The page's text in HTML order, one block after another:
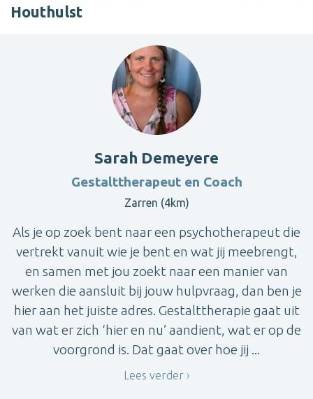
Houthulst
Sarah Demeyere
Gestalttherapeut en Coach
Zarren (4km)
Als je op zoek bent naar een psychotherapeut die
vertrekt vanuit wie je bent en wat jij meebrengt,
en samen met jou zoekt naar een manier van
werken die aansluit bij jouw hulpvraag, dan ben je
hier aan het juiste adres. Gestalttherapie gaat uit
van wat er zich ‘hier en nu’ aandient, wat er op de
voorgrond is. Dat gaat over hoe jij ...
Lees verder